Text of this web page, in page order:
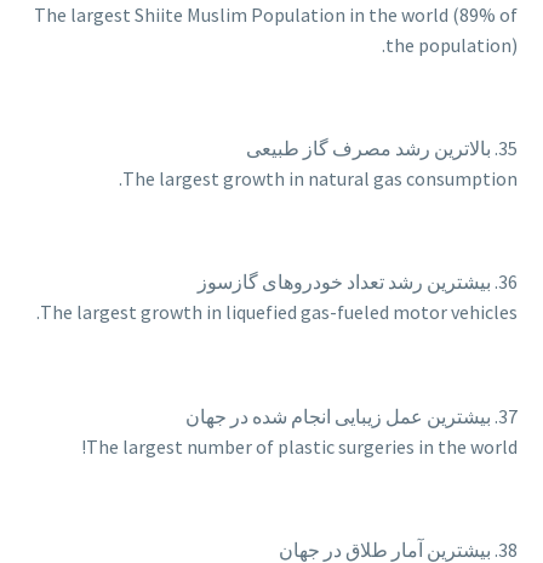
The largest Shiite Muslim Population in the world (89% of
the population).
35. بالاترین رشد مصرف گاز طبیعی
The largest growth in natural gas consumption.
36. بیشترین رشد تعداد خودروهای گازسوز
The largest growth in liquefied gas-fueled motor vehicles.
37. بیشترین عمل زیبایی انجام شده در جهان
The largest number of plastic surgeries in the world!
38. بیشترین آمار طلاق در جهان